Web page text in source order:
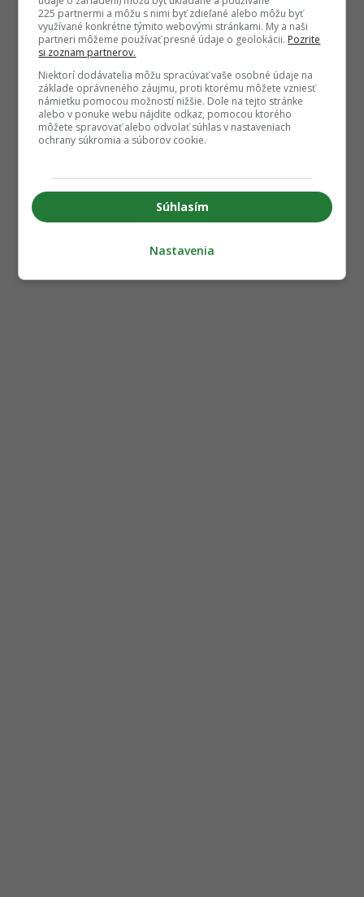
225 partnermi a môžu s nimi byť zdieľané alebo môžu byť
využívané konkrétne týmito webovými stránkami. My a naši
partneri môžeme používať presné údaje o geolokácii. Pozrite
si zoznam partnerov.
Niektorí dodávatelia môžu spracúvať vaše osobné údaje na
základe oprávneného záujmu, proti ktorému môžete vzniesť
námietku pomocou možností nižšie. Dole na tejto stránke
alebo v ponuke webu nájdite odkaz, pomocou ktorého
môžete spravovať alebo odvolať súhlas v nastaveniach
ochrany súkromia a súborov cookie.
Súhlasím
Nastavenia